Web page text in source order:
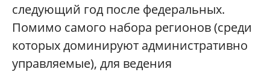
следующий год после федеральных.
Помимо самого набора регионов (среди
которых доминируют административно
управляемые), для ведения